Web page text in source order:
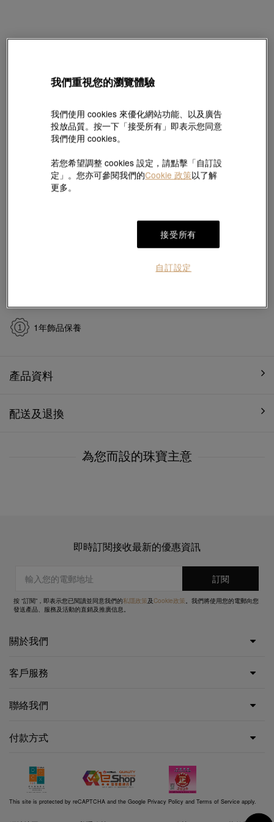
EMPHASIS
「Harmony「合」」18K玫瑰金粉紅色貝母戒指
HK$2,600
(巳含美國關稅及稅項 )
1年飾品保養
產品資料
配送及退換
為您而設的珠寶主意
即時訂閱接收最新的優惠資訊
按 “訂閱”，即表示您已閱讀並同意我們的私隱政策及Cookie政策。我們將使用您的電郵向您
發送產品、服務及活動的直銷及推廣信息。
關於我們
客戶服務
聯絡我們
付款方式
This site is protected by reCAPTCHA and the Google Privacy Policy and Terms of Service apply.
我們重視您的瀏覽體驗
我們使用 cookies 來優化網站功能、以及廣告
投放品質。按一下「接受所有」即表示您同意
我們使用 cookies。
若您希望調整 cookies 設定，請點擊「自訂設
定」。您亦可參閱我們的Cookie 政策以了解
更多。
接受所有
自訂設定